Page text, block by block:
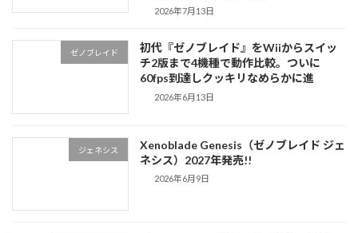
2026年7月13日
ゼノブレイド
初代『ゼノブレイド』をWiiからスイッ
チ2版まで4機種で動作比較。ついに
60fps到達しクッキリなめらかに進
2026年6月13日
ジェネシス
Xenoblade Genesis（ゼノブレイド ジェ
ネシス）2027年発売!!
2026年6月9日